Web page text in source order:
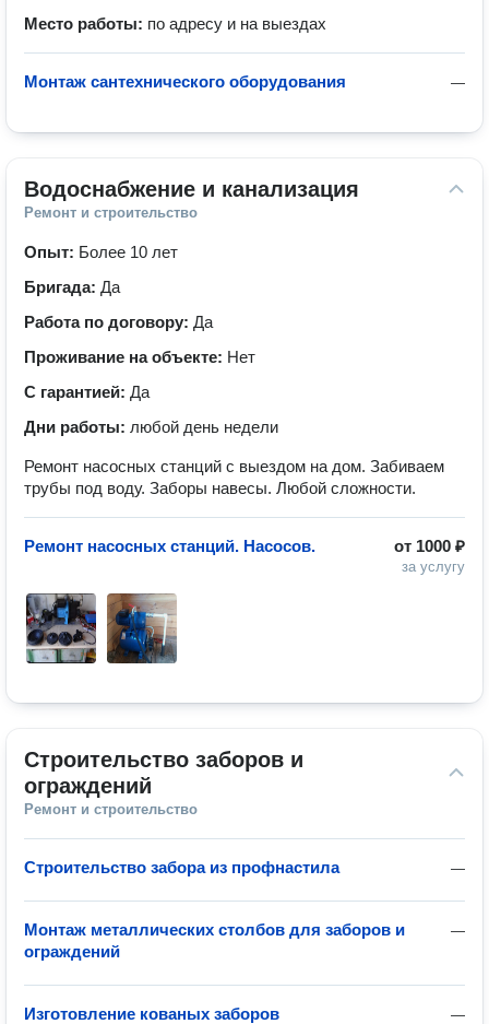
Место работы: по адресу и на выездах
—
Монтаж сантехнического оборудования
Водоснабжение и канализация
Ремонт и строительство
Опыт: Более 10 лет
Бригада: Да
Работа по договору: Да
Проживание на объекте: Нет
С гарантией: Да
Дни работы: любой день недели
Ремонт насосных станций с выездом на дом. Забиваем
трубы под воду. Заборы навесы. Любой сложности.
от 1000 ₽
за услугу
Ремонт насосных станций. Насосов.
Строительство заборов и
ограждений
Ремонт и строительство
—
Строительство забора из профнастила
—
Монтаж металлических столбов для заборов и
ограждений
—
Изготовление кованых заборов